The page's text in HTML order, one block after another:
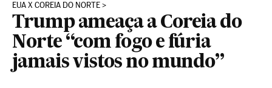
EUA X COREIA DO NORTE
Trump ameaça a Coreia do
Norte “com fogo e fúria
jamais vistos no mundo”